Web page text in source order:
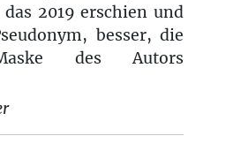
das 2019 erschien und
besser, die
des Autors